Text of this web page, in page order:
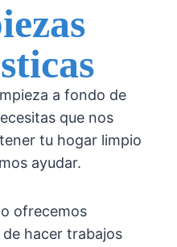
a fondo de
que nos
tu hogar limpio
ayudar.
ofrecemos
hacer trabajos